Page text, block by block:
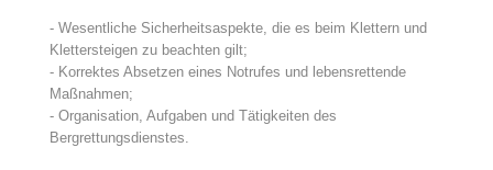
- Wesentliche Sicherheitsaspekte, die es beim Klettern und
Klettersteigen zu beachten gilt;
- Korrektes Absetzen eines Notrufes und lebensrettende
Maßnahmen;
- Organisation, Aufgaben und Tätigkeiten des
Bergrettungsdienstes.